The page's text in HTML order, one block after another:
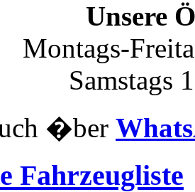
Unsere
Montags-
Samstags
�ber
Fahrzeugliste